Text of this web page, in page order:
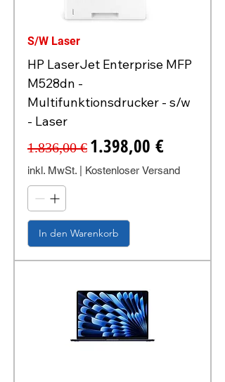
S/W Laser
HP LaserJet Enterprise MFP
M528dn -
Multifunktionsdrucker - s/w
- Laser
Standardpreis
1.836,00 € Sale-Preis
1.398,00 €
inkl. MwSt. Kostenloser Versand
In den Warenkorb